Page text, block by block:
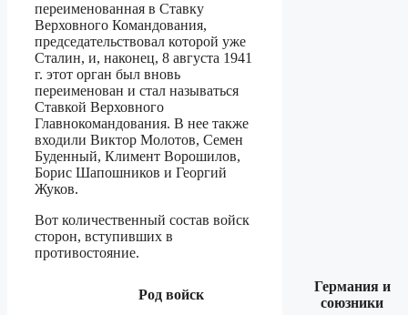
переименованная в Ставку
Верховного Командования,
председательствовал которой уже
Сталин, и, наконец, 8 августа 1941
г. этот орган был вновь
переименован и стал называться
Ставкой Верховного
Главнокомандования. В нее также
входили Виктор Молотов, Семен
Буденный, Климент Ворошилов,
Борис Шапошников и Георгий
Жуков.
Вот количественный состав войск
сторон, вступивших в
противостояние.
Род войск
Германия и
союзники